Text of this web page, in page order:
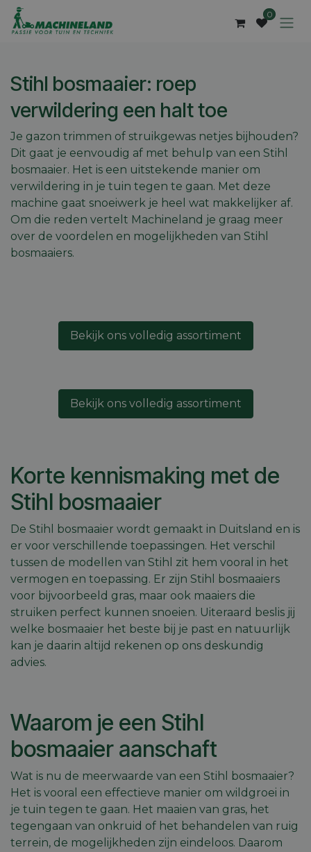
Overslaan naar inhoud
0
Stihl bosmaaier: roep
verwildering een halt toe
Je gazon trimmen of struikgewas netjes bijhouden?
Dit gaat je eenvoudig af met behulp van een Stihl
bosmaaier. Het is een uitstekende manier om
verwildering in je tuin tegen te gaan. Met deze
machine gaat snoeiwerk je heel wat makkelijker af.
Om die reden vertelt Machineland je graag meer
over de voordelen en mogelijkheden van Stihl
bosmaaiers.
Bekijk ons volledig assortiment
Bekijk ons volledig assortiment
Korte kennismaking met de
Stihl bosmaaier
De Stihl bosmaaier wordt gemaakt in Duitsland en is
er voor verschillende toepassingen. Het verschil
tussen de modellen van Stihl zit hem vooral in het
vermogen en toepassing. Er zijn Stihl bosmaaiers
voor bijvoorbeeld gras, maar ook maaiers die
struiken perfect kunnen snoeien. Uiteraard beslis jij
welke bosmaaier het beste bij je past en natuurlijk
kan je daarin altijd rekenen op ons deskundig
advies.
Waarom je een Stihl
bosmaaier aanschaft
Wat is nu de meerwaarde van een Stihl bosmaaier?
Het is vooral een effectieve manier om wildgroei in
je tuin tegen te gaan. Het maaien van gras, het
tegengaan van onkruid of het behandelen van ruig
terrein, de mogelijkheden zijn eindeloos. Daarom